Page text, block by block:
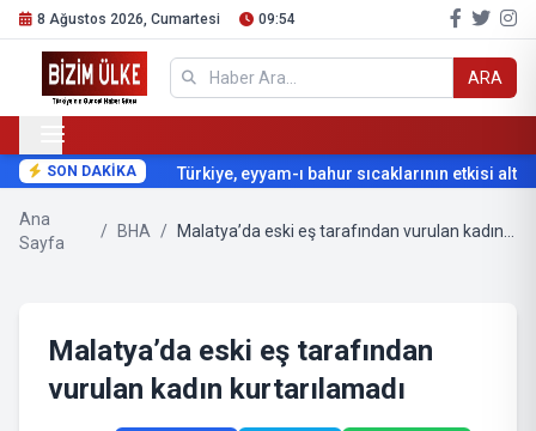
8 Ağustos 2026, Cumartesi 09:54
ARA
SON DAKİKA Türkiye, eyyam-ı bahur sıcaklarının etkisi
Ana
Sayfa
/ BHA /
Malatya’da eski eş tarafından
vurulan kadın kurtarılamadı